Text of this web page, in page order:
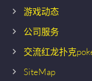
游戏动态
公司服务
交流红龙扑克
SiteMap